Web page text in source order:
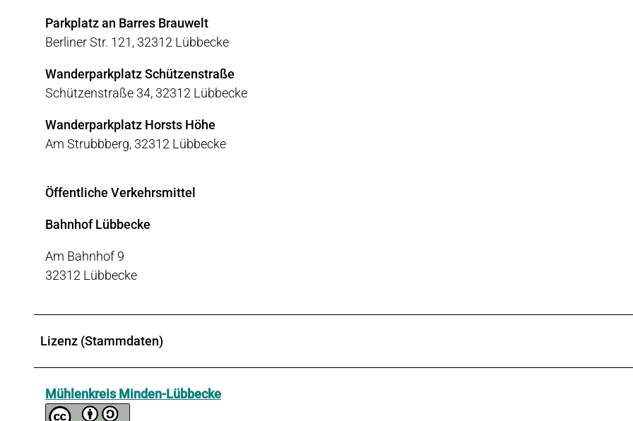
Parkplatz an Barres Brauwelt
Berliner Str. 121, 32312 Lübbecke
Wanderparkplatz Schützenstraße
Schützenstraße 34, 32312 Lübbecke
Wanderparkplatz Horsts Höhe
Am Strubbberg, 32312 Lübbecke
Öffentliche Verkehrsmittel
Bahnhof Lübbecke
Am Bahnhof 9
32312 Lübbecke
Lizenz (Stammdaten)
Mühlenkreis Minden-Lübbecke